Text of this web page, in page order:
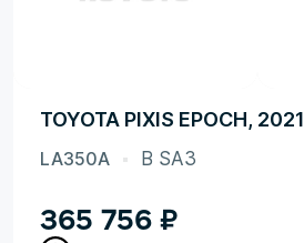
TOYOTA PIXIS EPOCH, 2021
LA350A B SA3
365 756 ₽